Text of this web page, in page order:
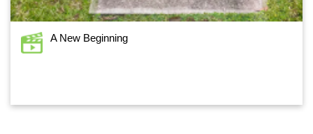
A New Beginning